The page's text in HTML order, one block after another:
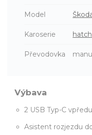
Model
Karoserie
Převodovka
Výbava
2 USB Typ-C
Asistent rozjezdu